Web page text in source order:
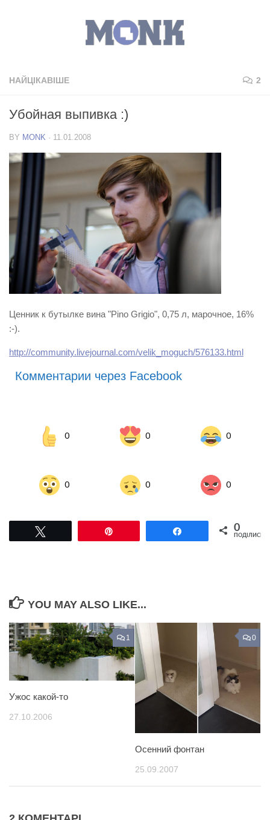
НАЙЦІКАВІШЕ 2
Убойная выпивка :)
BY MONK · 11.01.2008
Ценник к бутылке вина "Pino Grigio", 0,75 л, марочное, 16%
:-).
http://community.livejournal.com/velik_moguch/576133.html
Комментарии через Facebook
0 0 0
0 0 0
Поділитися0
ПОДІЛИСЬ
YOU MAY ALSO LIKE...
1
Ужос какой-то
27.10.2006
0
Осенний фонтан
25.09.2007